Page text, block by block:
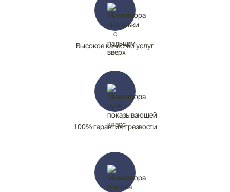
Высокое качество услуг
100% гарантия трезвости